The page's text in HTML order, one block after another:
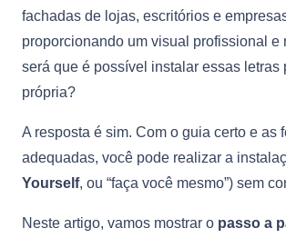
fachadas de lojas, escritórios e
proporcionando um visual profissional e
será que é possível instalar essas letras
própria?
A resposta é sim. Com o guia certo e as
adequadas, você pode realizar a
Yourself, ou “faça você mesmo”) sem
Neste artigo, vamos mostrar o passo a